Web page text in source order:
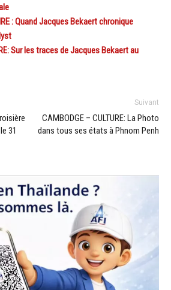
: Quand Jacques Bekaert chronique
Sur les traces de Jacques Bekaert au
31
Suivant
CAMBODGE – CULTURE: La Photo
dans tous ses états à Phnom Penh